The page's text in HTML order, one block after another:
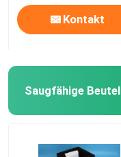
Kontakt
Saugfähige Beutel